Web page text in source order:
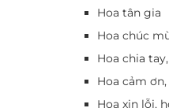
Hoa tân gia
Hoa chúc
Hoa chia
Hoa cảm
Hoa xin lỗi,